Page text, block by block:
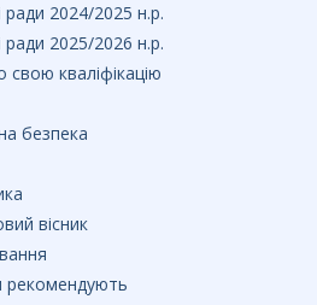
ради 2024/2025 н.р.
ради 2025/2026 н.р.
свою кваліфікацію
безпека
вісник
рекомендують